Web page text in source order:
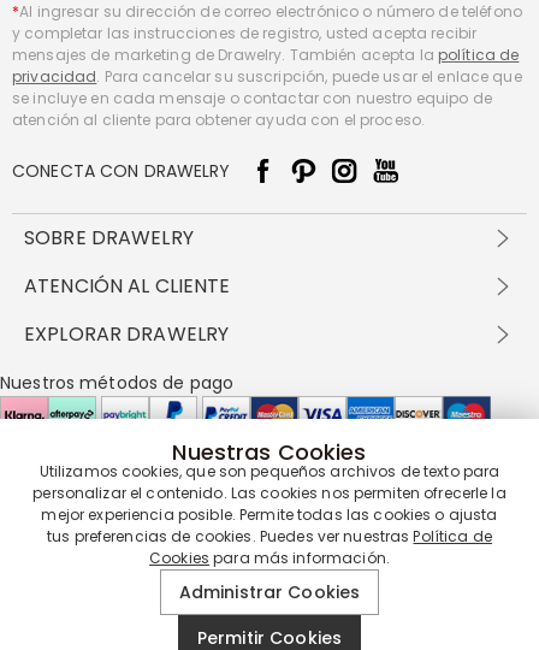
*Al ingresar su dirección de correo electrónico o número de teléfono
y completar las instrucciones de registro, usted acepta recibir
mensajes de marketing de Drawelry. También acepta la política de
privacidad. Para cancelar su suscripción, puede usar el enlace que
se incluye en cada mensaje o contactar con nuestro equipo de
atención al cliente para obtener ayuda con el proceso.
CONECTA CON DRAWELRY
SOBRE DRAWELRY
Sobre nosotros
política de privacidad
Preguntas frecuentes
ATENCIÓN AL CLIENTE
Envío y entrega
Devolución en 60 días
Cómo cuidar
EXPLORAR DRAWELRY
Drawelry Prime
Programa de Recompensas
Nuestros métodos de pago
Nuestros socios de entrega
Nuestra garantía de servicio
Nuestras Cookies
Utilizamos cookies, que son pequeños archivos de texto para
personalizar el contenido. Las cookies nos permiten ofrecerle la
mejor experiencia posible. Permite todas las cookies o ajusta
tus preferencias de cookies. Puedes ver nuestrasPolítica de
Cookies para más información.
Administrar Cookies
Permitir Cookies